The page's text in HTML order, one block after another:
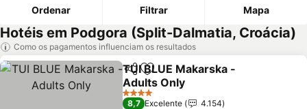
Ordenar Filtrar Mapa
Hotéis em Podgora (Split-Dalmatia, Croácia)
Como os pagamentos influenciam os resultados
PartilharAdicionar aos favoritos
TUI BLUE Makarska -
Adults Only
Ver preços
4 Estrelas
8,7 Excelente
4.154